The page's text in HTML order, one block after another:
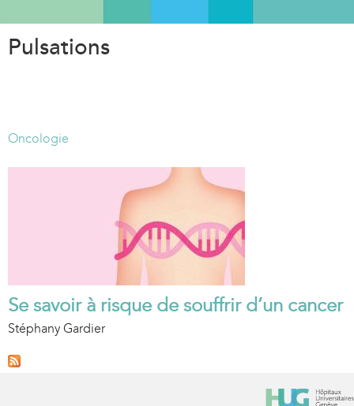
Pulsations
Oncologie
Se savoir à risque de souffrir d’un cancer
Stéphany Gardier